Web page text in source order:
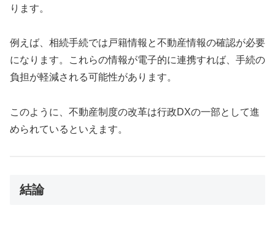
ります。
例えば、相続手続では戸籍情報と不動産情報の確認が必要
になります。これらの情報が電子的に連携すれば、手続の
負担が軽減される可能性があります。
このように、不動産制度の改革は行政DXの一部として進
められているといえます。
結論